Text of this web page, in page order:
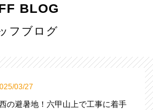
BLOG
フブログ
03/27
の避暑地！六甲山上で工事に着手